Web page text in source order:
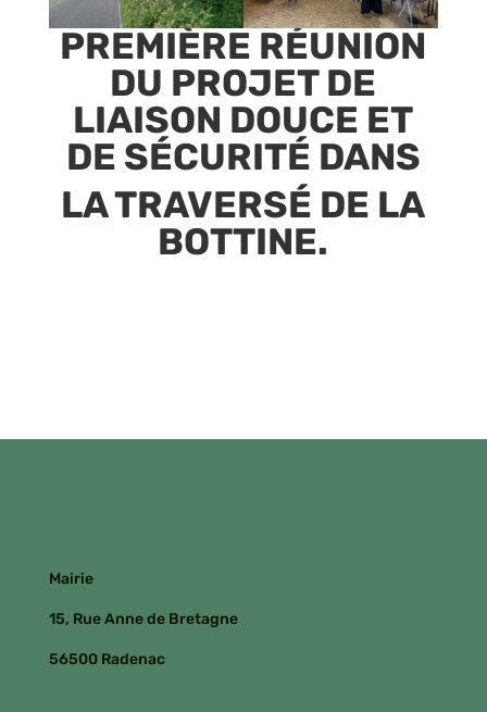
PREMIÈRE RÉUNION
DU PROJET DE
LIAISON DOUCE ET
DE SÉCURITÉ DANS
LA TRAVERSÉ DE LA
BOTTINE.
Mairie
15, Rue Anne de Bretagne
56500 Radenac